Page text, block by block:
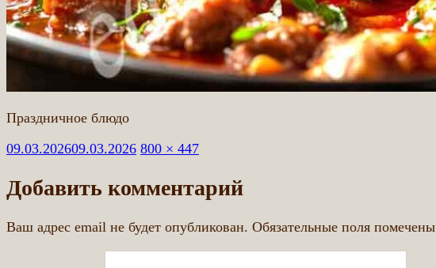
Праздничное блюдо
Опубликовано
09.03.202609.03.2026 Полный
800 × 447
Добавить комментарий
Ваш адрес email не будет опубликован. Обязательные поля помечены